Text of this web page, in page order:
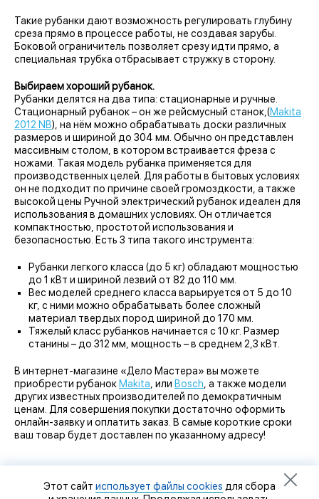
Такие рубанки дают возможность регулировать глубину
среза прямо в процессе работы, не создавая зарубы.
Боковой ограничитель позволяет срезу идти прямо, а
специальная трубка отбрасывает стружку в сторону.
Выбираем хороший рубанок.
Рубанки делятся на два типа: стационарные и ручные.
Стационарный рубанок – он же рейсмусный станок,(Makita
2012 NB), на нём можно обрабатывать доски различных
размеров и шириной до 304 мм. Обычно он представлен
массивным столом, в котором встраивается фреза с
ножами. Такая модель рубанка применяется для
производственных целей. Для работы в бытовых условиях
он не подходит по причине своей громоздкости, а также
высокой цены Ручной электрический рубанок идеален для
использования в домашних условиях. Он отличается
компактностью, простотой использования и
безопасностью. Есть 3 типа такого инструмента:
Рубанки легкого класса (до 5 кг) обладают мощностью
до 1 кВт и шириной лезвий от 82 до 110 мм.
Вес моделей среднего класса варьируется от 5 до 10
кг, с ними можно обрабатывать более сложный
материал твердых пород шириной до 170 мм.
Тяжелый класс рубанков начинается с 10 кг. Размер
станины – до 312 мм, мощность – в среднем 2,3 кВт.
В интернет-магазине «Дело Мастера» вы можете
приобрести рубанок Makita , или Bosch , а также модели
других известных производителей по демократичным
ценам. Для совершения покупки достаточно оформить
онлайн-заявку и оплатить заказ. В самые короткие сроки
ваш товар будет доставлен по указанному адресу!
Этот сайт использует файлы cookies для сбора